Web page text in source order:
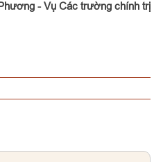
- Vụ Các trường chính trị